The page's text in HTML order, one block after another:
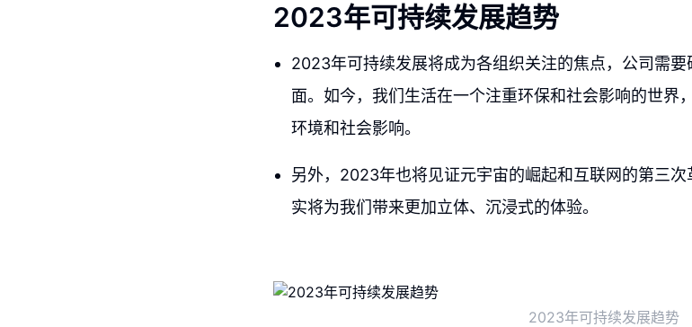
2023年可持续发展趋势
2023年可持续发展将成为各组织关注的焦点，公司需
面。如今，我们生活在一个注重环保和社会影响的世界
环境和社会影响。
另外，2023年也将见证元宇宙的崛起和互联网的第三
实将为我们带来更加立体、沉浸式的体验。
2023年可持续发展趋势